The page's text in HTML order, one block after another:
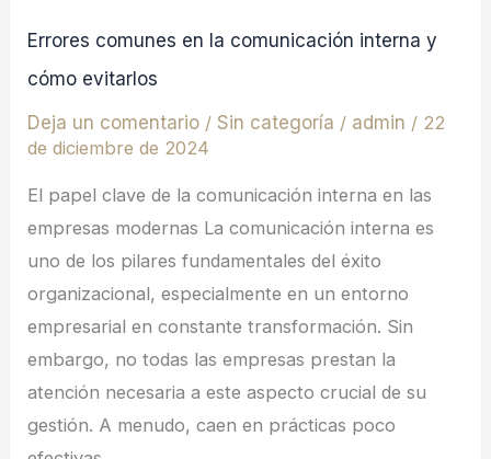
Errores comunes en la comunicación interna y
cómo evitarlos
Deja un comentario / Sin categoría / admin / 22
de diciembre de 2024
El papel clave de la comunicación interna en las
empresas modernas La comunicación interna es
uno de los pilares fundamentales del éxito
organizacional, especialmente en un entorno
empresarial en constante transformación. Sin
embargo, no todas las empresas prestan la
atención necesaria a este aspecto crucial de su
gestión. A menudo, caen en prácticas poco